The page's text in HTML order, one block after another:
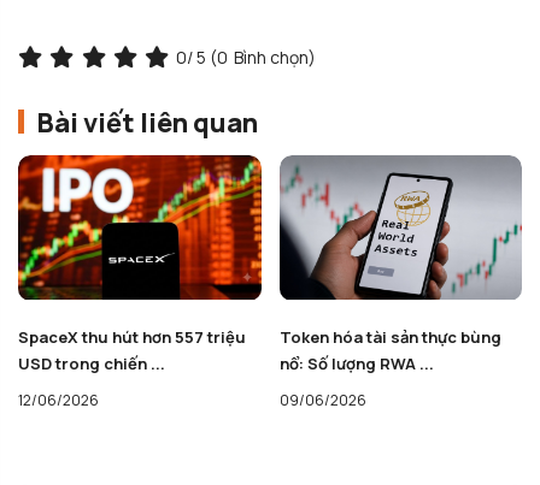
0/ 5 (0 Bình chọn)
Bài viết liên quan
SpaceX thu hút hơn 557 triệu
USD trong chiến ...
12/06/2026
Token hóa tài sản thực bùng
nổ: Số lượng RWA ...
09/06/2026